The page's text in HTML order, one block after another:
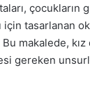
çocukların
için tasarlanan
makalede,
gereken